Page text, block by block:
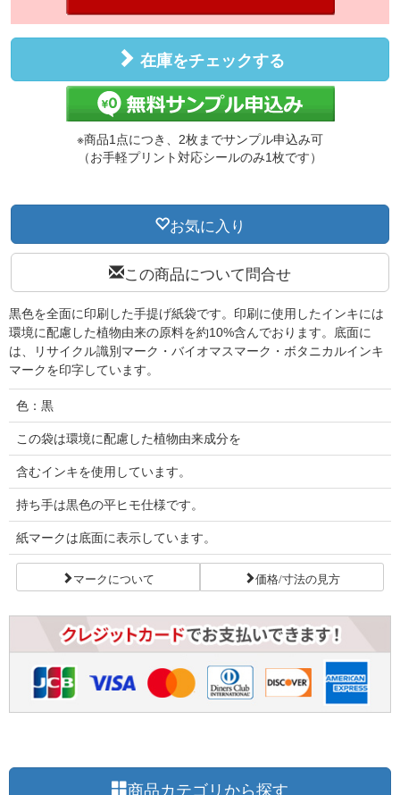
在庫をチェックする
※商品1点につき、2枚までサンプル申込み可
（お手軽プリント対応シールのみ1枚です）
お気に入り
この商品について問合せ
黒色を全面に印刷した手提げ紙袋です。印刷に使用したインキには
環境に配慮した植物由来の原料を約10%含んでおります。底面に
は、リサイクル識別マーク・バイオマスマーク・ボタニカルインキ
マークを印字しています。
色：黒
この袋は環境に配慮した植物由来成分を
含むインキを使用しています。
持ち手は黒色の平ヒモ仕様です。
紙マークは底面に表示しています。
マークについて 価格/寸法の見方
商品カテゴリから探す